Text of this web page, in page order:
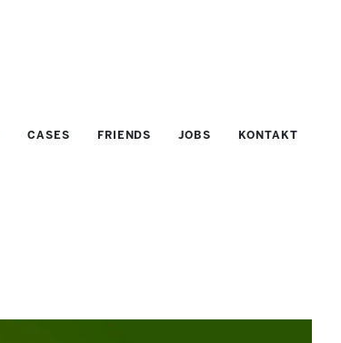
CASES FRIENDS JOBS KONTAKT